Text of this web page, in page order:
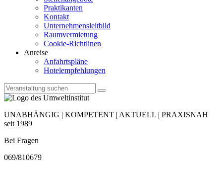
Praktikanten
Kontakt
Unternehmensleitbild
Raumvermietung
Cookie-Richtlinen
Anreise
Anfahrtspläne
Hotelempfehlungen
UNABHÄNGIG | KOMPETENT | AKTUELL | PRAXISNAH
seit 1989
Bei Fragen
069/810679